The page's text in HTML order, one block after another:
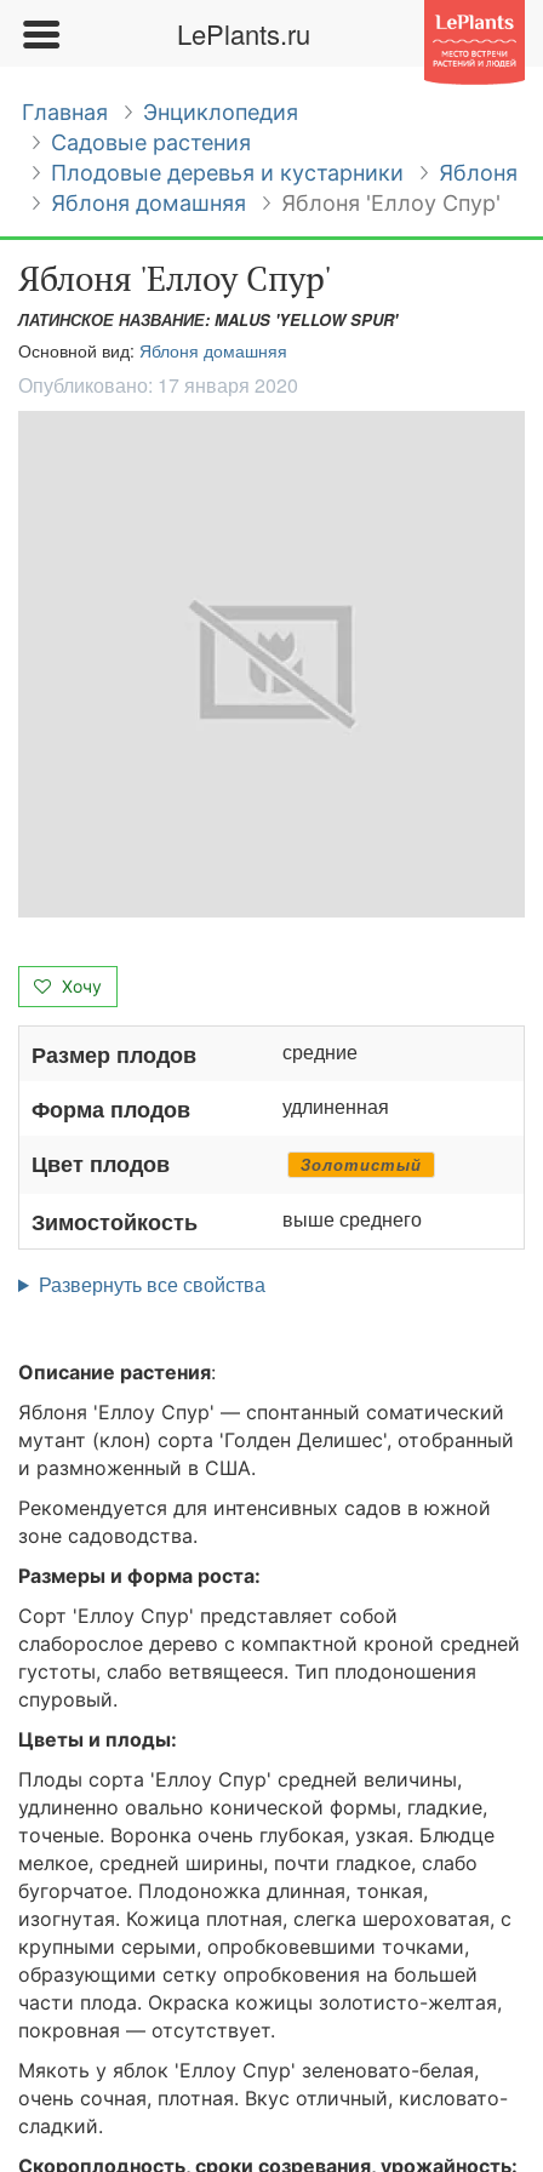
LePlants.ru
Главная
Энциклопедия
Садовые растения
Плодовые деревья и кустарники
Яблоня
Яблоня домашняя
Яблоня 'Еллоу Спур'
Яблоня 'Еллоу Спур'
ЛАТИНСКОЕ НАЗВАНИЕ: MALUS 'YELLOW SPUR'
Основной вид: Яблоня домашняя
Опубликовано: 17 января 2020
Хочу
Размер плодов средние
Форма плодов удлиненная
Цвет плодов Золотистый
Зимостойкость выше среднего
Развернуть все свойства
Описание растения:
Яблоня 'Еллоу Спур' — спонтанный соматический
мутант (клон) сорта 'Голден Делишес', отобранный
и размноженный в США.
Рекомендуется для интенсивных садов в южной
зоне садоводства.
Размеры и форма роста:
Сорт 'Еллоу Спур' представляет собой
слаборослое дерево с компактной кроной средней
густоты, слабо ветвящееся. Тип плодоношения
спуровый.
Цветы и плоды:
Плоды сорта 'Еллоу Спур' средней величины,
удлиненно овально конической формы, гладкие,
точеные. Воронка очень глубокая, узкая. Блюдце
мелкое, средней ширины, почти гладкое, слабо
бугорчатое. Плодоножка длинная, тонкая,
изогнутая. Кожица плотная, слегка шероховатая, с
крупными серыми, опробковевшими точками,
образующими сетку опробковения на большей
части плода. Окраска кожицы золотисто-желтая,
покровная — отсутствует.
Мякоть у яблок 'Еллоу Спур' зеленовато-белая,
очень сочная, плотная. Вкус отличный, кисловато-
сладкий.
Скороплодность, сроки созревания, урожайность: